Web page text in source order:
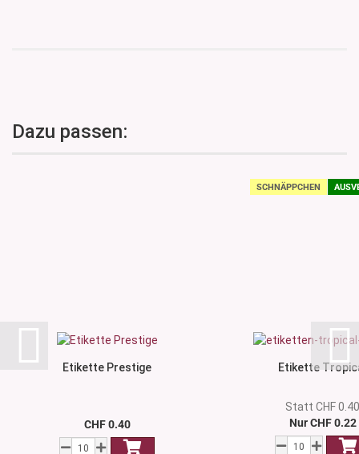
Dazu passen:
Etikette Prestige
CHF 0.40
SCHNÄPPCHEN
Etikette
Statt CHF
Nur CHF 0.22